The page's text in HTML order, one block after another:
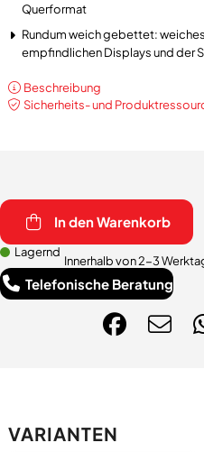
Querformat
Rundum weich gebettet:
empfindlichen Displays und der
Beschreibung
Sicherheits- und
In den Warenkorb
Lagernd
Innerhalb von 2-3
Telefonische Beratung
VARIANTEN